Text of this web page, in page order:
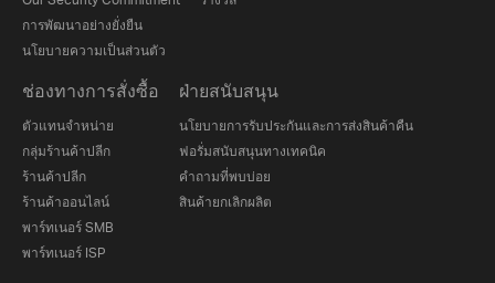
การพัฒนาอย่างยั่งยืน
นโยบายความเป็นส่วนตัว
ช่องทางการสั่งซื้อ
ตัวแทนจำหน่าย
กลุ่มร้านค้าปลีก
ร้านค้าปลีก
ร้านค้าออนไลน์
พาร์ทเนอร์ SMB
พาร์ทเนอร์ ISP
ฝ่ายสนับสนุน
นโยบายการรับประกันและการส่งสินค้าคืน
ฟอรั่มสนับสนุนทางเทคนิค
คำถามที่พบบ่อย
สินค้ายกเลิกผลิต